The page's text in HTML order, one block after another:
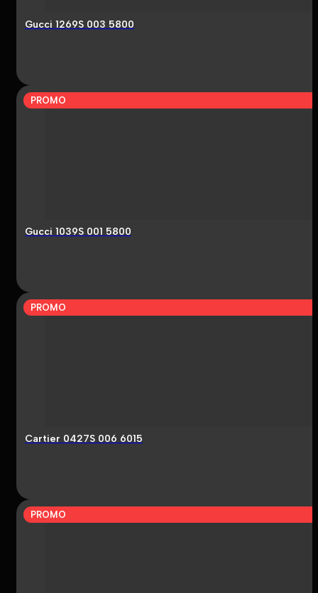
Gucci 1269S 003 5800
PROMO
Gucci 1039S 001 5800
PROMO
Cartier 0427S 006 6015
PROMO